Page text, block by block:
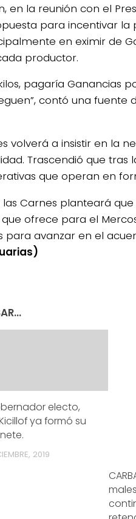
en la reunión con el
para incentivar la
en eximir de
productor.
pagaría Ganancias
contó una fuente
volverá a insistir en la
Trascendió que tras
que operan en
Carnes planteará
ofrece para el
para avanzar en el
electo,
ya formó su
2019